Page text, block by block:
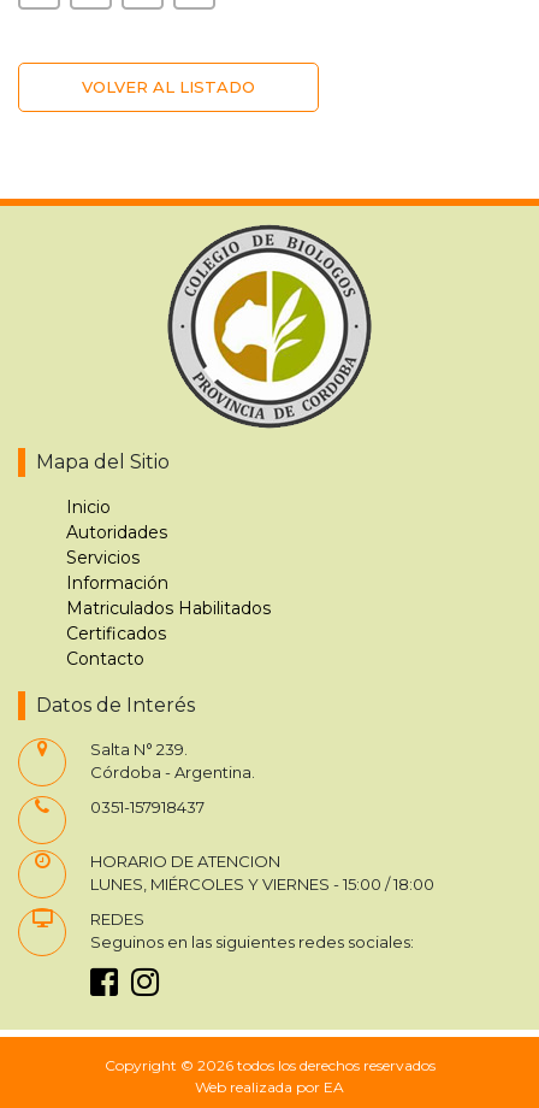
VOLVER AL LISTADO
Mapa del Sitio
Inicio
Autoridades
Servicios
Información
Matriculados Habilitados
Certificados
Contacto
Datos de Interés
Salta N° 239.
Córdoba - Argentina.
0351-157918437
HORARIO DE ATENCION
LUNES, MIÉRCOLES Y VIERNES - 15:00 / 18:00
REDES
Seguinos en las siguientes redes sociales:
Copyright © 2026 todos los derechos reservados
Web realizada por EA